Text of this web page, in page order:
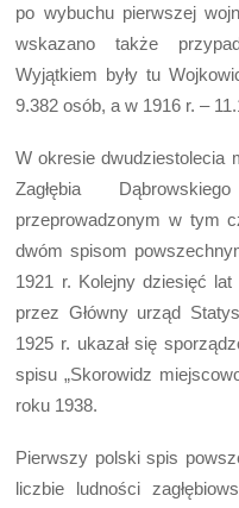
po wybuchu pierwszej
wskazano także
Wyjątkiem były tu
9.382 osób, a w 1916 r. –
W okresie dwudziestolecia
Zagłębia
przeprowadzonym w tym
dwóm spisom
1921 r. Kolejny dziesięć lat
przez Główny urząd
1925 r. ukazał się
spisu „Skorowidz
roku 1938.
Pierwszy polski spis
liczbie ludności